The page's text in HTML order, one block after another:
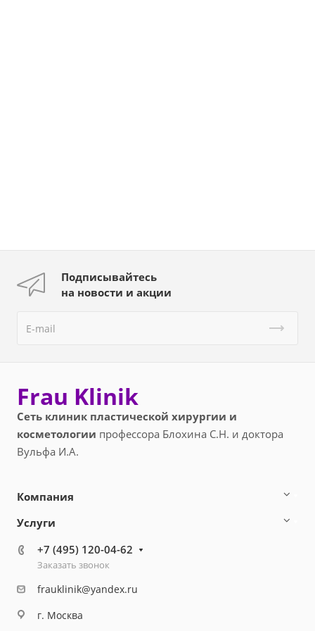
Подписывайтесь
на новости и акции
Frau Klinik
Сеть клиник пластической хирургии и
косметологии профессора Блохина С.Н. и доктора
Вульфа И.А.
Компания
Услуги
+7 (495) 120-04-62
Заказать звонок
frauklinik@yandex.ru
г. Москва